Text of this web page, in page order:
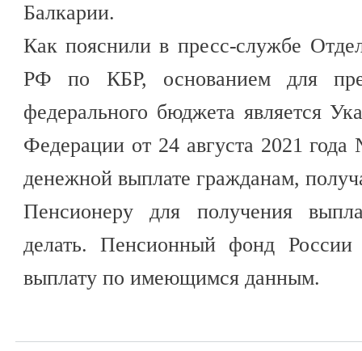
Балкарии.
Как пояснили в пресс-службе
РФ по КБР, основанием для
федерального бюджета является
Федерации от 24 августа 2021
денежной выплате гражданам,
Пенсионеру для получения
делать. Пенсионный фонд России
выплату по имеющимся данным.